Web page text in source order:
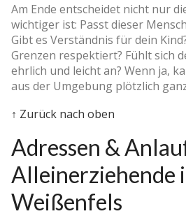
Am Ende entscheidet nicht nur
wichtiger ist: Passt dieser
Gibt es Verständnis für dein
Grenzen respektiert? Fühlt sich
ehrlich und leicht an? Wenn ja,
aus der Umgebung plötzlich
↑ Zurück nach oben
Adressen &
Alleinerziehende
Weißenfels